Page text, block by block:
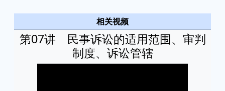
相关视频
第07讲 民事诉讼的适用范围、审判
制度、诉讼管辖